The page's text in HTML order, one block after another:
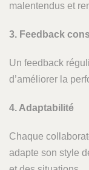
malentendus et
3. Feedback
Un feedback
d’améliorer la
4. Adaptabilité
Chaque
adapte son style